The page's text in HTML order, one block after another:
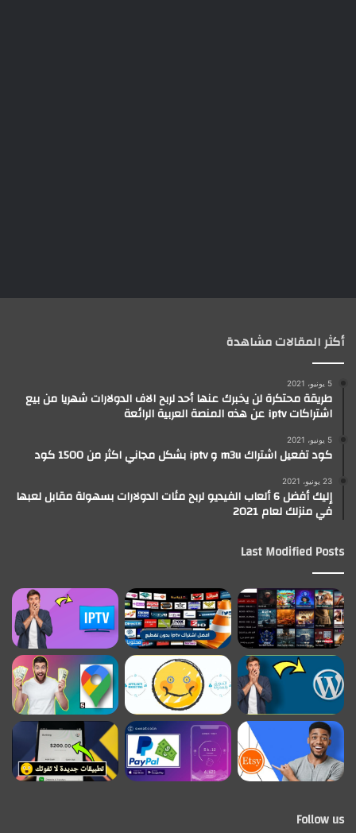
أكثر المقالات مشاهدة
5 يونيو، 2021
طريقة محتكرة لن يخبرك عنها أحد لربح الاف الدولارات شهريا من بيع
اشتراكات iptv عن هذه المنصة العربية الرائعة
5 يونيو، 2021
كود تفعيل اشتراك m3u و iptv بشكل مجاني اكثر من 1500 كود
23 يونيو، 2021
إليك أفضل 6 ألعاب الفيديو لربح مئات الدولارات بسهولة مقابل لعبها
في منزلك لعام 2021
Last Modified Posts
Follow us